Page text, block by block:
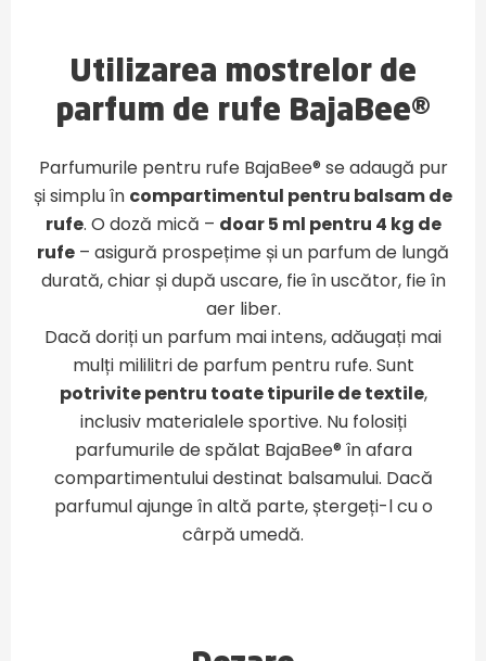
Utilizarea mostrelor de
parfum de rufe BajaBee®
Parfumurile pentru rufe BajaBee® se adaugă pur
și simplu în compartimentul pentru balsam de
rufe. O doză mică – doar 5 ml pentru 4 kg de
rufe – asigură prospețime și un parfum de lungă
durată, chiar și după uscare, fie în uscător, fie în
aer liber.
Dacă doriți un parfum mai intens, adăugați mai
mulți mililitri de parfum pentru rufe. Sunt
potrivite pentru toate tipurile de textile,
inclusiv materialele sportive. Nu folosiți
parfumurile de spălat BajaBee® în afara
compartimentului destinat balsamului. Dacă
parfumul ajunge în altă parte, ștergeți-l cu o
cârpă umedă.